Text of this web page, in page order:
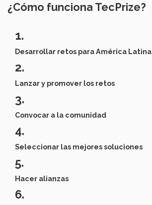
¿Cómo funciona TecPrize?
1.
Desarrollar retos para América Latina
2.
Lanzar y promover los retos
3.
Convocar a la comunidad
4.
Seleccionar las mejores soluciones
5.
Hacer alianzas
6.